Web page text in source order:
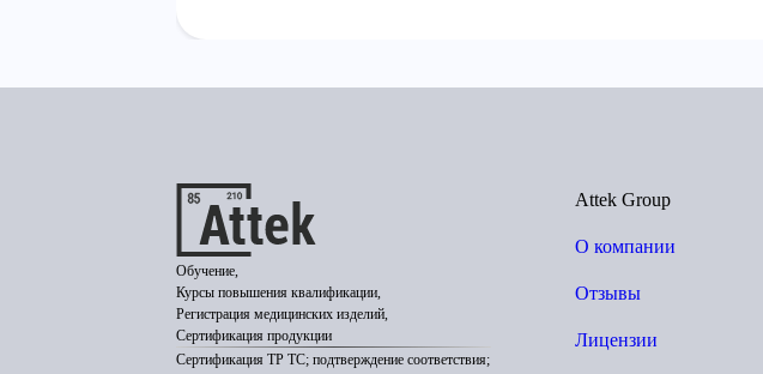
Обучение,
Курсы повышения квалификации,
Регистрация медицинских изделий,
Сертификация продукции
Сертификация ТР ТС; подтверждение соответствия;
Attek Group
О компании
Отзывы
Лицензии